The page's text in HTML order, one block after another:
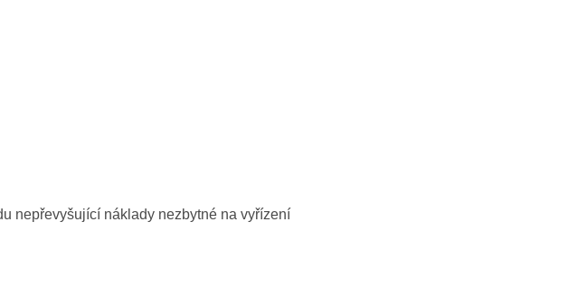
nepřevyšující náklady nezbytné na vyřízení